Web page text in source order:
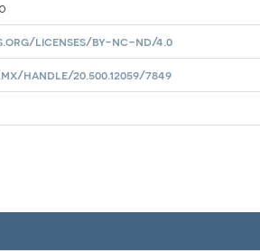
licenses/by-nc-nd/4.0
handle/20.500.12059/7849